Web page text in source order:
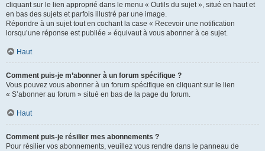
cliquant sur le lien approprié dans le menu « Outils du sujet », situé en haut et
en bas des sujets et parfois illustré par une image.
Répondre à un sujet tout en cochant la case « Recevoir une notification
lorsqu’une réponse est publiée » équivaut à vous abonner à ce sujet.
Haut
Comment puis-je m’abonner à un forum spécifique ?
Vous pouvez vous abonner à un forum spécifique en cliquant sur le lien
« S’abonner au forum » situé en bas de la page du forum.
Haut
Comment puis-je résilier mes abonnements ?
Pour résilier vos abonnements, veuillez vous rendre dans le panneau de